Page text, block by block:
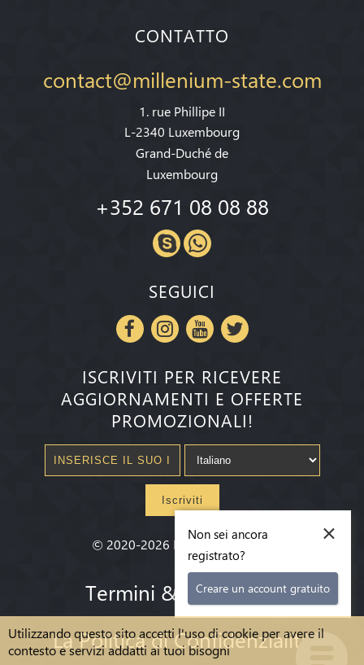
Utilizzando questo sito accetti l'uso di cookie per avere il
contesto e servizi addatti ai tuoi bisogni
CONTATTO
contact@millenium-state.com
1. rue Phillipe II
L-2340 Luxembourg
Grand-Duché de
Luxembourg
+352 671 08 08 88
SEGUICI
ISCRIVITI PER RICEVERE
AGGIORNAMENTI E OFFERTE
PROMOZIONALI!
Iscriviti
© 2020-2026 Millenium State®
Termini & condizioni
La Politica di Confidenzialità
×
Non sei ancora
registrato?
Creare un account gratuito